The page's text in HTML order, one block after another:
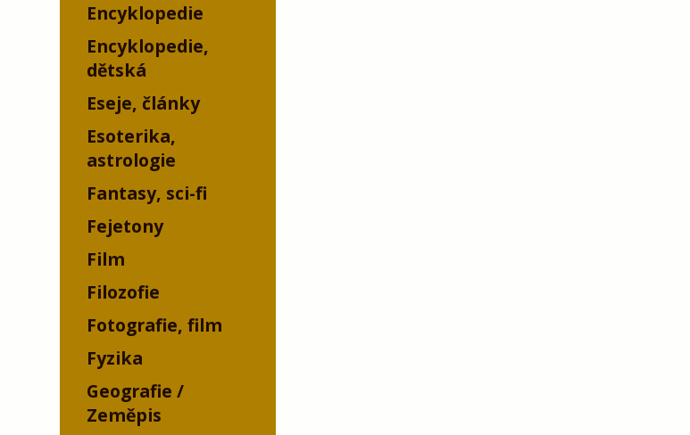
Encyklopedie
Encyklopedie,
dětská
Eseje, články
Esoterika,
astrologie
Fantasy, sci-fi
Fejetony
Film
Filozofie
Fotografie, film
Fyzika
Geografie /
Zeměpis